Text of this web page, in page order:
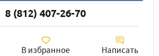
8 (812) 407-26-70
В избранное Написать